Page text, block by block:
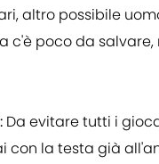
altro possibile
c'è poco da
Da evitare tutti i
con la testa già